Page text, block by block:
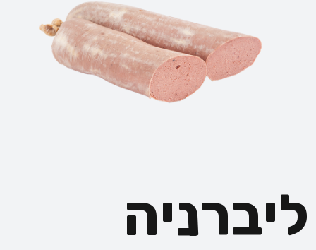
ליברניה